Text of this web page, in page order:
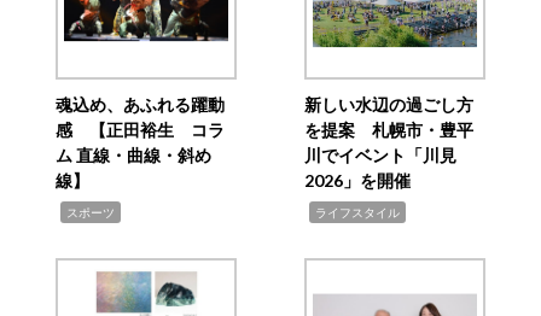
魂込め、あふれる躍動
感 【正田裕生 コラ
ム 直線・曲線・斜め
線】
スポーツ
新しい水辺の過ごし方
を提案 札幌市・豊平
川でイベント「川見
2026」を開催
ライフスタイル